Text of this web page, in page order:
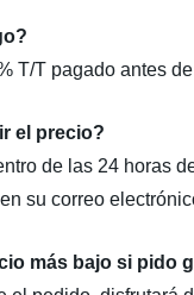
T/T pagado antes
el precio?
de las 24 horas
su correo
más bajo si pido